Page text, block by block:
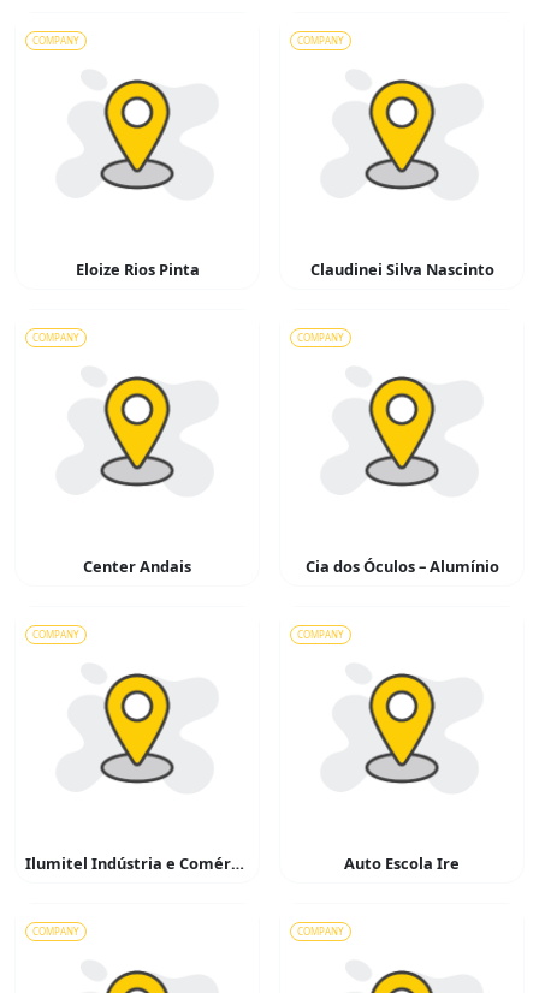
COMPANY
Eloize Rios Pinta
COMPANY
Claudinei Silva Nascinto
COMPANY
Center Andais
COMPANY
Cia dos Óculos – Alumínio
COMPANY
Ilumitel Indústria e Comércio de Materiais Elétricos
COMPANY
Auto Escola Ire
COMPANY COMPANY